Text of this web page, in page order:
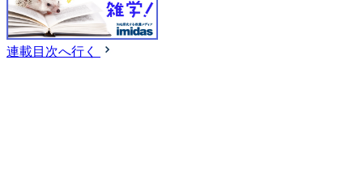
連載目次へ行く